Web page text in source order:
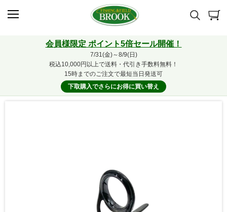
会員様限定 ポイント5倍セール開催！
7/31(金)～8/9(日)
税込10,000円以上で送料・代引き手数料無料！
15時までのご注文で最短当日発送可
下取購入でさらにお得に買い替え